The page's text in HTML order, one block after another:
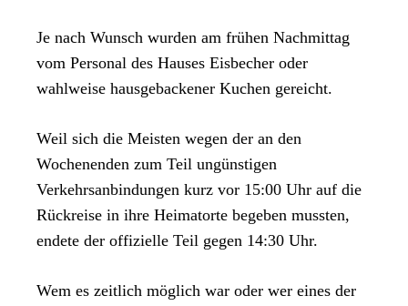
Je nach Wunsch wurden am frühen Nachmittag
vom Personal des Hauses Eisbecher oder
wahlweise hausgebackener Kuchen gereicht.
Weil sich die Meisten wegen der an den
Wochenenden zum Teil ungünstigen
Verkehrsanbindungen kurz vor 15:00 Uhr auf die
Rückreise in ihre Heimatorte begeben mussten,
endete der offizielle Teil gegen 14:30 Uhr.
Wem es zeitlich möglich war oder wer eines der